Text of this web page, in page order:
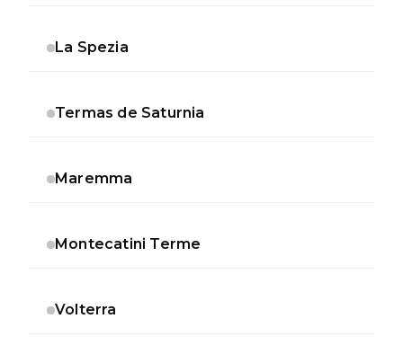
La Spezia
Termas de Saturnia
Maremma
Montecatini Terme
Volterra